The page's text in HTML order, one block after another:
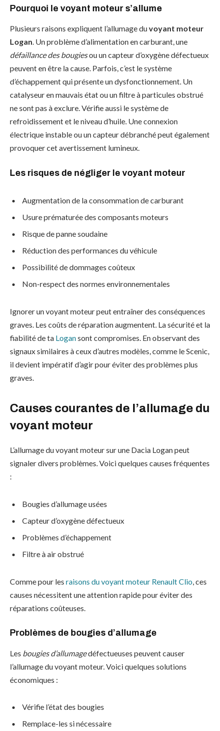
Pourquoi le voyant moteur s’allume
Plusieurs raisons expliquent l’allumage duvoyant moteur
Logan. Un problème d’alimentation en carburant, une
défaillance des bougiesou un capteur d’oxygène défectueux
peuvent en être la cause. Parfois, c’est le système
d’échappement qui présente un dysfonctionnement. Un
catalyseur en mauvais état ou un filtre à particules obstrué
ne sont pas à exclure. Vérifie aussi le système de
refroidissement et le niveau d’huile. Une connexion
électrique instable ou un capteur débranché peut également
provoquer cet avertissement lumineux.
Les risques de négliger le voyant moteur
Augmentation de la consommation de carburant
Usure prématurée des composants moteurs
Risque de panne soudaine
Réduction des performances du véhicule
Possibilité de dommages coûteux
Non-respect des normes environnementales
Ignorer un voyant moteur peut entraîner des conséquences
graves. Les coûts de réparation augmentent. La sécurité et la
fiabilité de ta Logansont compromises. En observant des
signaux similaires à ceux d’autres modèles, comme le Scenic,
il devient impératif d’agir pour éviter des problèmes plus
graves.
Causes courantes de l’allumage du
voyant moteur
L’allumage du voyant moteur sur une Dacia Logan peut
signaler divers problèmes. Voici quelques causes fréquentes
:
Bougies d’allumage usées
Capteur d’oxygène défectueux
Problèmes d’échappement
Filtre à air obstrué
Comme pour les raisons du voyant moteur Renault Clio , ces
causes nécessitent une attention rapide pour éviter des
réparations coûteuses.
Problèmes de bougies d’allumage
Les bougies d’allumagedéfectueuses peuvent causer
l’allumage du voyant moteur. Voici quelques solutions
économiques :
Vérifie l’état des bougies
Remplace-les si nécessaire